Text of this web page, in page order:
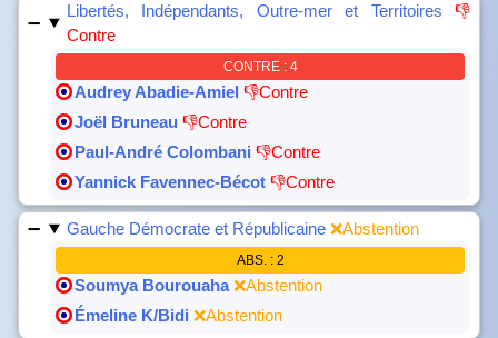
Libertés, Indépendants, Outre-mer et Territoires
👎
Contre
CONTRE : 4
Audrey Abadie-Amiel 👎Contre
Joël Bruneau 👎Contre
Paul-André Colombani 👎Contre
Yannick Favennec-Bécot 👎Contre
Gauche Démocrate et Républicaine ❌Abstention
ABS. : 2
Soumya Bourouaha ❌Abstention
Émeline K/Bidi ❌Abstention